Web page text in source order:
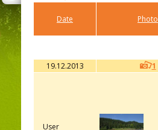
Date Photo
19.12.2013 1
User